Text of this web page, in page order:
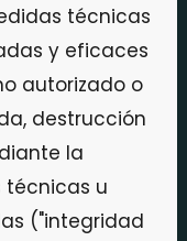
técnicas
y eficaces
autorizado o
destrucción
la
u
("integridad